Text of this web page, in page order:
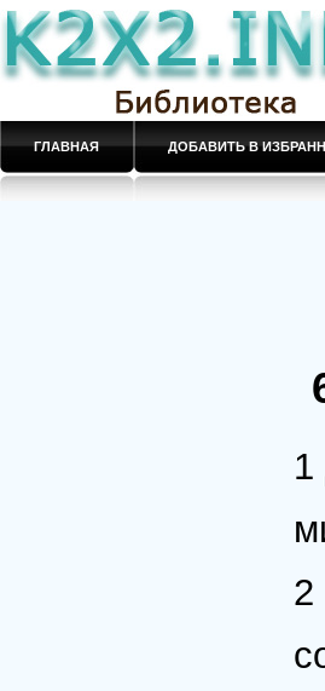
ГЛАВНАЯ ДОБАВИТЬ В
2